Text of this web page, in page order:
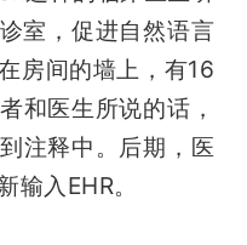
室，促进自然语言
房间的墙上，有16
和医生所说的话，
注释中。后期，医
输入EHR。